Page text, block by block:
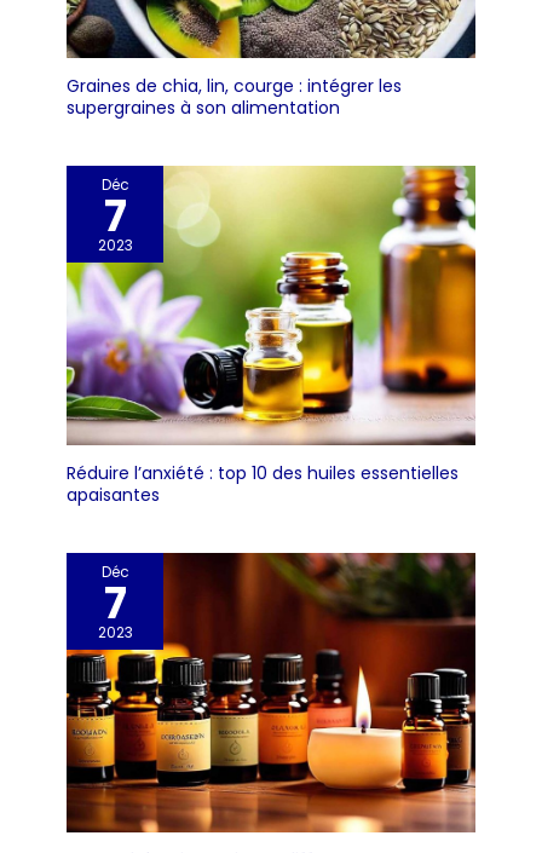
Graines de chia, lin, courge : intégrer les
supergraines à son alimentation
Déc
7
2023
Réduire l’anxiété : top 10 des huiles essentielles
apaisantes
Déc
7
2023